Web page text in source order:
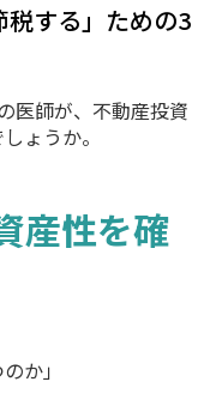
する」ための3
医師が、不動産投資
ょうか。
産性を確
か」